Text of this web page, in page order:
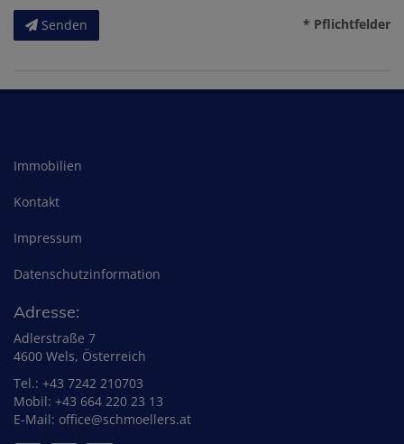
Senden * Pflichtfelder
Immobilien
Kontakt
Impressum
Datenschutzinformation
Adresse:
Adlerstraße 7
4600 Wels, Österreich
Tel.: +43 7242 210703
Mobil: +43 664 220 23 13
E-Mail: office@schmoellers.at